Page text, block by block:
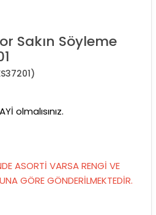
Sakın Söyleme
olmalısınız.
ASORTİ VARSA RENGİ VE
GÖRE GÖNDERİLMEKTEDİR.